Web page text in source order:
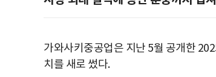
가와사키중공업은 지난 5월 공개한
치를 새로 썼다.